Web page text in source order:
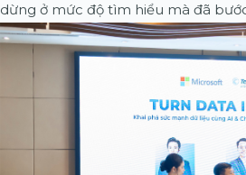
dừng ở mức độ tìm hiểu mà đã